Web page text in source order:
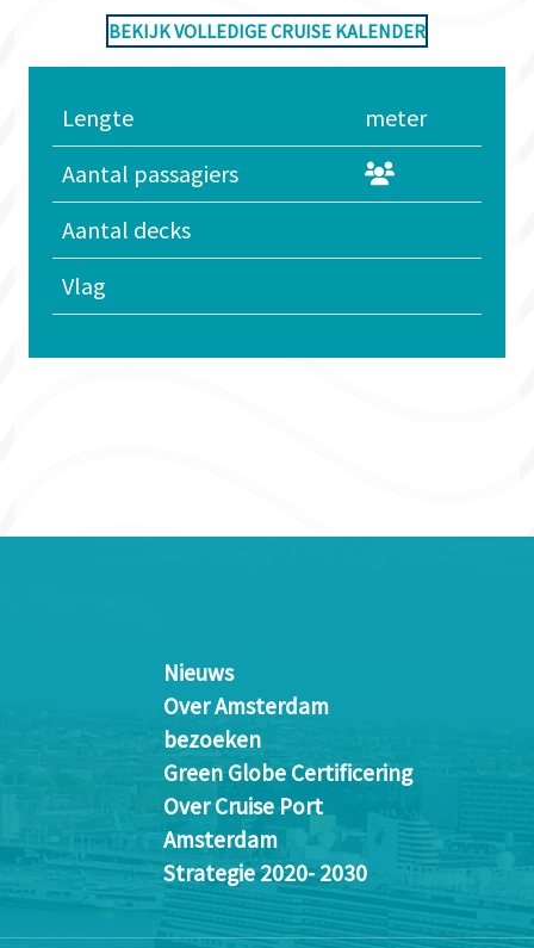
BEKIJK VOLLEDIGE CRUISE KALENDER
Lengte
meter
Aantal passagiers
Aantal decks
Vlag
Nieuws
Over Amsterdam
bezoeken
Green Globe Certificering
Over Cruise Port
Amsterdam
Strategie 2020- 2030